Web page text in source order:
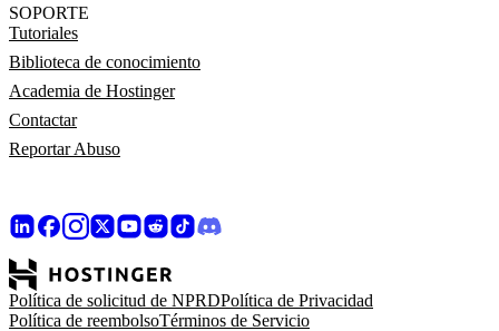
SOPORTE
Tutoriales
Biblioteca de conocimiento
Academia de Hostinger
Contactar
Reportar Abuso
Política de solicitud de NPRDPolítica de Privacidad
Política de reembolsoTérminos de Servicio